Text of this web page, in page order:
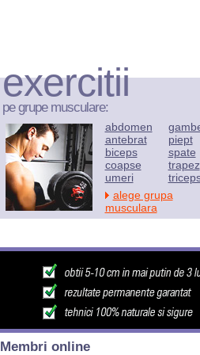
exercitii
pe grupe musculare:
abdomen
antebrat
biceps
coapse
umeri
piept
spate
trapez
alege grupa
musculara
Membri online